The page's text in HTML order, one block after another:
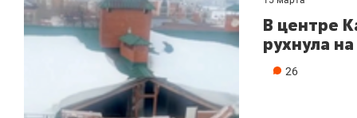
В центре
рухнула
26